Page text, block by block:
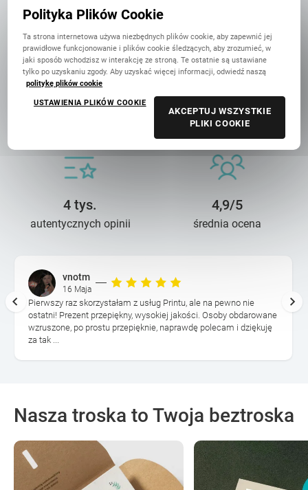
w Polsce
14 lat troski 90 mln+
wydrukowanych zdjęć
4 tys.
autentycznych opinii
4,9/5
średnia ocena
vnotm
16 Maja
Pierwszy raz skorzystałam z usług Printu, ale na pewno nie
ostatni! Prezent przepiękny, wysokiej jakości. Osoby obdarowane
wzruszone, po prostu przepięknie, naprawdę polecam i dziękuję
za tak ...
Nasza troska to Twoja beztroska
Polityka Plików Cookie
Ta strona internetowa używa niezbędnych plików cookie, aby zapewnić jej
prawidłowe funkcjonowanie i plików cookie śledzących, aby zrozumieć, w
jaki sposób wchodzisz w interakcję ze stroną. Te ostatnie są ustawiane
tylko po uzyskaniu zgody. Aby uzyskać więcej informacji, odwiedź naszą
politykę plików cookie
USTAWIENIA PLIKÓW COOKIE
AKCEPTUJ WSZYSTKIE
PLIKI COOKIE